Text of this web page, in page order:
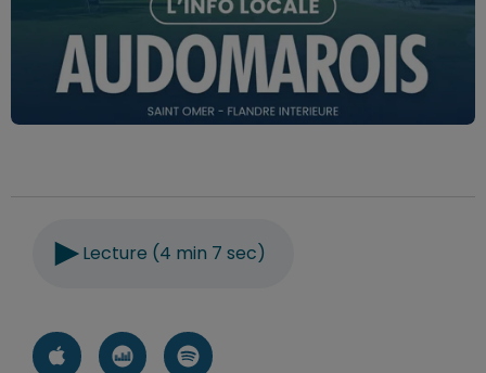
Lecture (4 min 7 sec)